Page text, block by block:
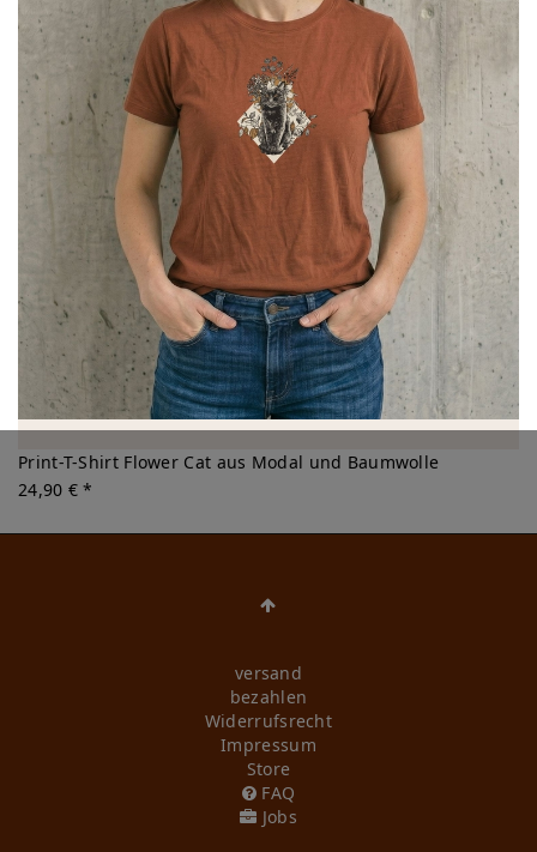
Print-T-Shirt Flower Cat aus Modal und Baumwolle
24,90 € *
versand
bezahlen
Widerrufs­recht
Impressum
Store
FAQ
Jobs